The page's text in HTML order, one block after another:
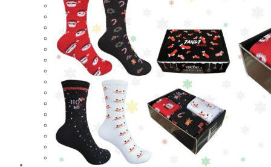
утеплені шкарпетки
чоловічі носки
чоловічі носки з принтом
чоловічі шкарпетки
чоловічі шкарпетки з принтом
шкарпетки високі
шкарпетки довгі
шкарпетки довгі жіночі
шкарпетки жіночі
шкарпетки жіночі з принтом
шкарпетки зимові
шкарпетки на новий рік
шкарпетки різдвяні
шкарпетки утеплені
шкарпетки чоловічі